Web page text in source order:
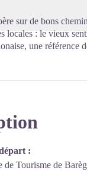
sur de bons
locales : le vieux
une référence
:
Tourisme de